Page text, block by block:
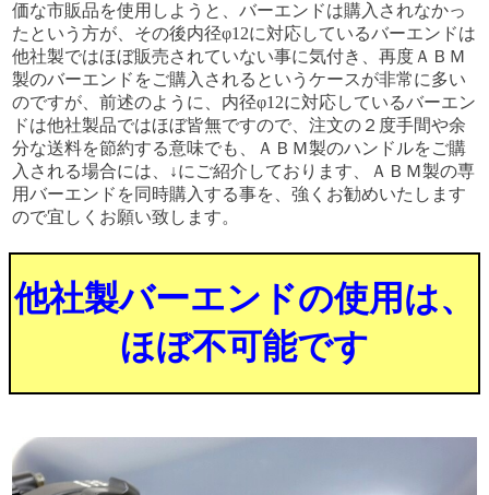
価な市販品を使用しようと、バーエンドは購入されなかっ
たという方が、その後内径φ12に対応しているバーエンドは
他社製ではほぼ販売されていない事に気付き、再度ＡＢＭ
製のバーエンドをご購入されるというケースが非常に多い
のですが、前述のように、内径φ12に対応しているバーエン
ドは他社製品ではほぼ皆無ですので、注文の２度手間や余
分な送料を節約する意味でも、ＡＢＭ製のハンドルをご購
入される場合には、↓にご紹介しております、ＡＢＭ製の専
用バーエンドを同時購入する事を、強くお勧めいたします
ので宜しくお願い致します。
他社製バーエンドの使用は、
ほぼ不可能です